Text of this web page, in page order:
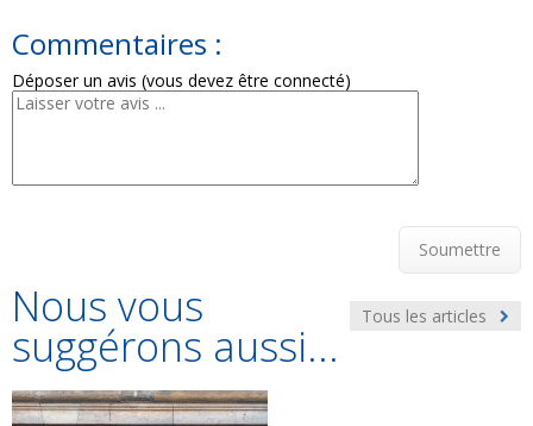
Commentaires :
Déposer un avis (vous devez être connecté)
Soumettre
Tous les articles
Nous vous
suggérons aussi...